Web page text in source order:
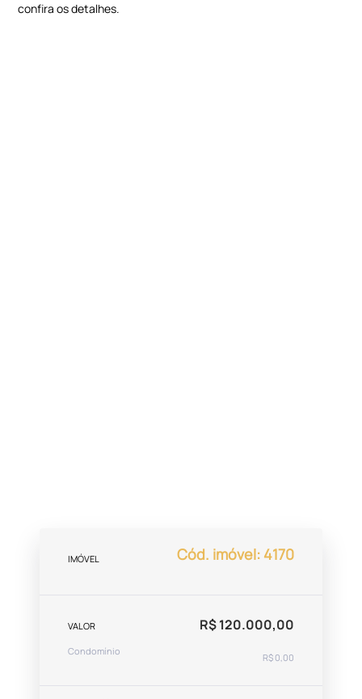
confira os detalhes.
IMÓVEL Cód. imóvel: 4170
VALOR R$ 120.000,00
Condomínio
R$ 0,00